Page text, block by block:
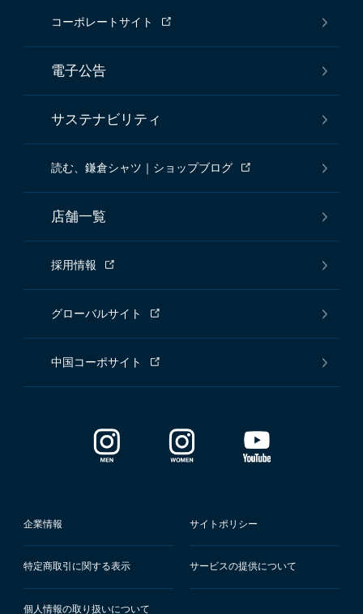
コーポレートサイト
電子公告
サステナビリティ
読む、鎌倉シャツ｜ショップブログ
店舗一覧
採用情報
グローバルサイト
中国コーポサイト
企業情報 サイトポリシー
特定商取引に関する表示 サービスの提供について
個人情報の取り扱いについて